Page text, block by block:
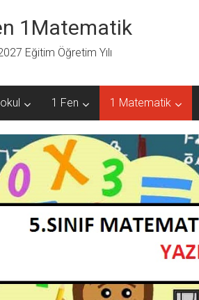
1Matematik
Eğitim Öğretim Yılı
1 Fen 1 Matematik